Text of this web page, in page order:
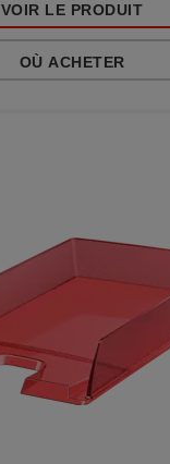
VOIR LE PRODUIT
OÙ ACHETER